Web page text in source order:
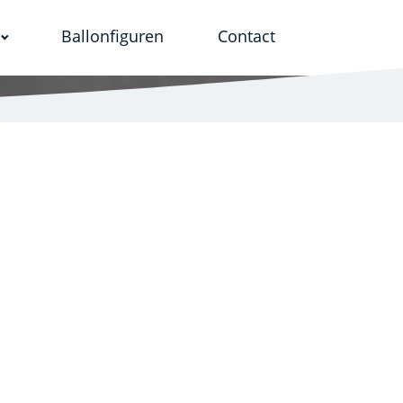
Ballonfiguren Contact